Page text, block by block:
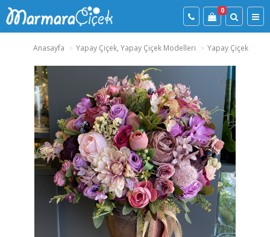
0
Anasayfa Yapay Çiçek, Yapay Çiçek Modelleri Yapay Çiçek